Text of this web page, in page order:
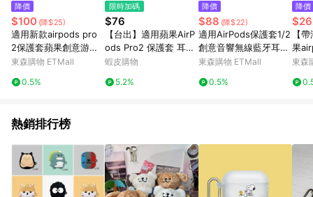
如顯示之商品規格、顏色、價位、贈品與東森購物ETMall銷售網
頁不符，以銷售網頁標示為準。 9. 若有贈點爭議，請務必於訂單
日期+180天以內至LINE購物客服洽詢；若超過180天(含)以上進
行申訴，恕無法贈點回饋。 10. 部分點數紅包僅限指定商品使
用，或不適用於無回饋商品。各點數紅包之適用商品與使用條件
請依點數紅包頁面規則為準。
降價
$100 (降$25)
適用新款airpods pro
2保護套蘋果創意游戲
機耳機軟殼硅膠防摔套
東森購物 ETMall
0.5%
限時加碼
$76
【台出】適用蘋果AirP
ods Pro2 保護套 耳機
殼 耳機套 耳機保護套
型 NO.9
蝦皮購物
5.2%
降價
$88 (降$22)
適用AirPods保護套1/2
創意音響無線藍牙耳機
盒蘋果Pro3第2代硅膠
個性男華強北4/5代軟
東森購物 ETMall
0.5%
降價
$26
【
果
藍牙
入耳
東森
熱銷排行榜